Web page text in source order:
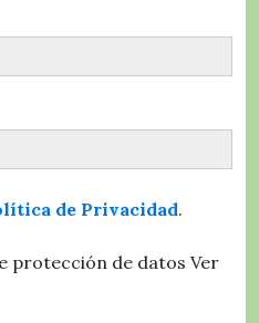
de Privacidad.
protección de datos Ver